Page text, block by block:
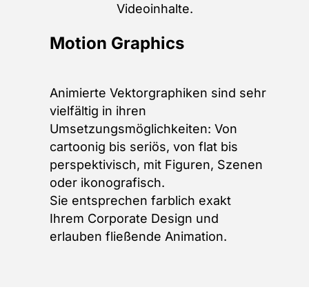
Videoinhalte.
Motion Graphics
Animierte Vektorgraphiken sind sehr
vielfältig in ihren
Umsetzungsmöglichkeiten: Von
cartoonig bis seriös, von flat bis
perspektivisch, mit Figuren, Szenen
oder ikonografisch.
Sie entsprechen farblich exakt
Ihrem Corporate Design und
erlauben fließende Animation.